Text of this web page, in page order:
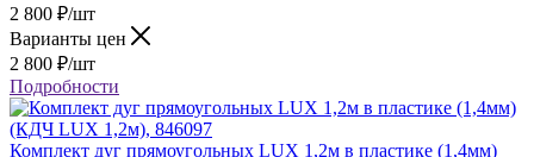
2 800 ₽/шт
Варианты цен
2 800 ₽/шт
Подробности
Комплект дуг прямоугольных LUX 1,2м в пластике (1,4мм)